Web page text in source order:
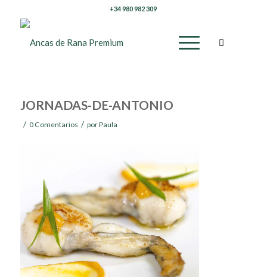
+34 980 982 309
JORNADAS-DE-ANTONIO
/ 0 Comentarios / porPaula